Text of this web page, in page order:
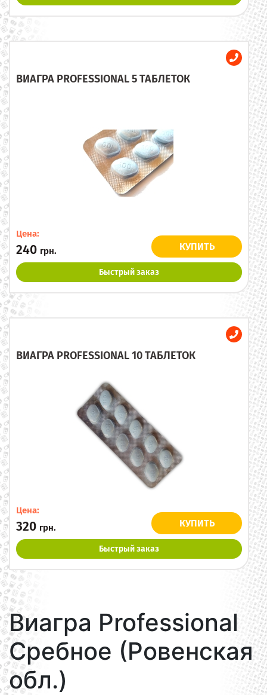
ВИАГРА PROFESSIONAL 5 ТАБЛЕТОК
Цена:
240 грн. КУПИТЬ
Быстрый заказ
ВИАГРА PROFESSIONAL 10 ТАБЛЕТОК
Цена:
320 грн. КУПИТЬ
Быстрый заказ
Виагра Professional
Сребное (Ровенская
обл.)